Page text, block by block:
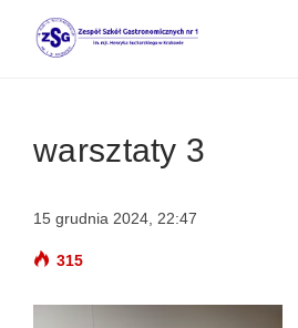
warsztaty 3
15 grudnia 2024, 22:47
315